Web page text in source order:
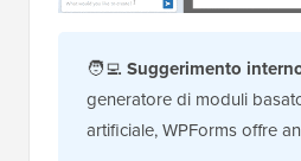
🧑‍💻 Suggerimento
generatore di moduli
artificiale, WPForms offre